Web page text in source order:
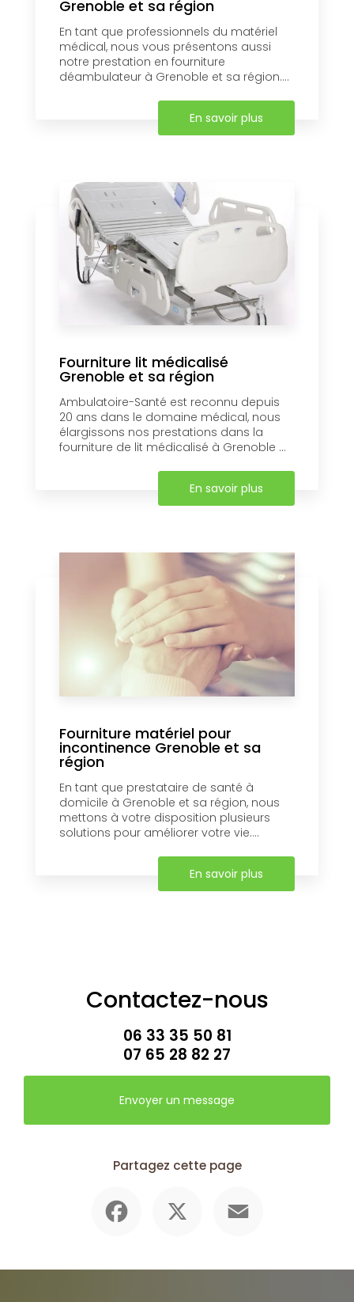
Grenoble et sa région
En tant que professionnels du matériel
médical, nous vous présentons aussi
notre prestation en fourniture
déambulateur à Grenoble et sa région....
En savoir plus
Fourniture lit médicalisé
Grenoble et sa région
Ambulatoire-Santé est reconnu depuis
20 ans dans le domaine médical, nous
élargissons nos prestations dans la
fourniture de lit médicalisé à Grenoble ...
En savoir plus
Fourniture matériel pour
incontinence Grenoble et sa
région
En tant que prestataire de santé à
domicile à Grenoble et sa région, nous
mettons à votre disposition plusieurs
solutions pour améliorer votre vie....
En savoir plus
Contactez-nous
06 33 35 50 81
07 65 28 82 27
Envoyer un message
Partagez cette page